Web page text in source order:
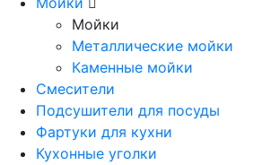
Мойки
Металлические мойки
Каменные мойки
Смесители
Подсушители для посуды
Фартуки для кухни
Кухонные уголки